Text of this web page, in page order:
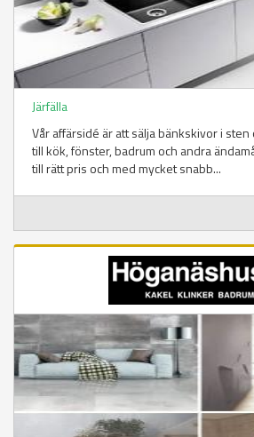
Järfälla
Vår affärsidé är att sälja bänkskivor i sten
till kök, fönster, badrum och andra
till rätt pris och med mycket snabb...